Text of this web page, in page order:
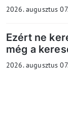
2026. augusztus
Ezért ne
még a
2026. augusztus